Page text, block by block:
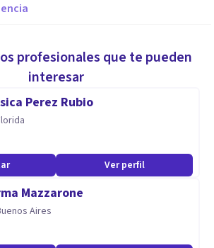
profesionales que te pueden
interesar
Perez Rubio
Ver perfil
Mazzarone
Aires